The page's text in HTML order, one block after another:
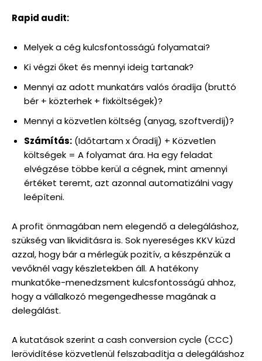
Rapid audit:
Melyek a cég kulcsfontosságú folyamatai?
Ki végzi őket és mennyi ideig tartanak?
Mennyi az adott munkatárs valós óradíja (bruttó
bér + közterhek + fixköltségek)?
Mennyi a közvetlen költség (anyag, szoftverdíj)?
Számítás: (Időtartam x Óradíj) + Közvetlen
költségek = A folyamat ára. Ha egy feladat
elvégzése többe kerül a cégnek, mint amennyi
értéket teremt, azt azonnal automatizálni vagy
leépíteni.
A profit önmagában nem elegendő a delegáláshoz,
szükség van likviditásra is. Sok nyereséges KKV küzd
azzal, hogy bár a mérlegük pozitív, a készpénzük a
vevőknél vagy készletekben áll. A hatékony
munkatőke-menedzsment kulcsfontosságú ahhoz,
hogy a vállalkozó megengedhesse magának a
delegálást.
A kutatások szerint a cash conversion cycle (CCC)
lerövidítése közvetlenül felszabadítja a delegáláshoz